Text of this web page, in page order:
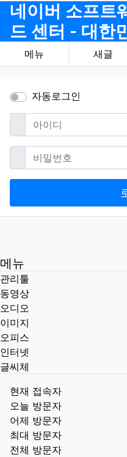
네이버 소프트
드 센터 - 대한
메뉴 새글
자동로그인
아이디필수
비밀번호필수
메뉴
관리툴
동영상
오디오
이미지
오피스
인터넷
글씨체
현재 접속자
오늘 방문자
어제 방문자
최대 방문자
전체 방문자